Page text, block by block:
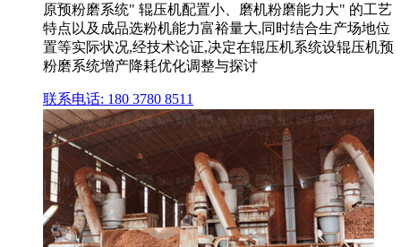
原预粉磨系统" 辊压机配置小、磨机粉磨能力大" 的工艺
特点以及成品选粉机能力富裕量大,同时结合生产场地位
置等实际状况,经技术论证,决定在辊压机系统设辊压机预
粉磨系统增产降耗优化调整与探讨
联系电话: 180 3780 8511